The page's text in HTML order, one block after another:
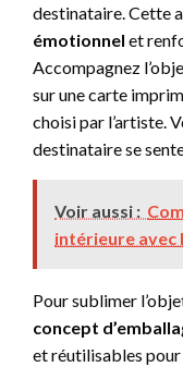
destinataire. Cette
émotionnel et
Accompagnez
sur une carte
choisi par l’artiste.
destinataire se
Voir aussi :
intérieure avec
Pour sublimer
concept
et réutilisables